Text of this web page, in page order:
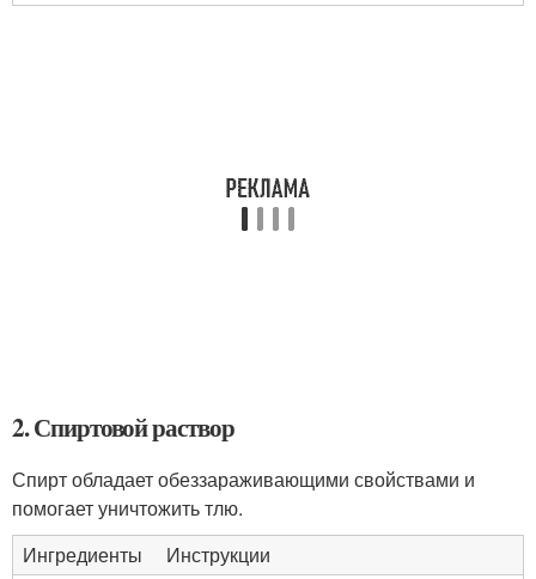
2. Спиртовой раствор
Спирт обладает обеззараживающими свойствами и
помогает уничтожить тлю.
Ингредиенты
Инструкции